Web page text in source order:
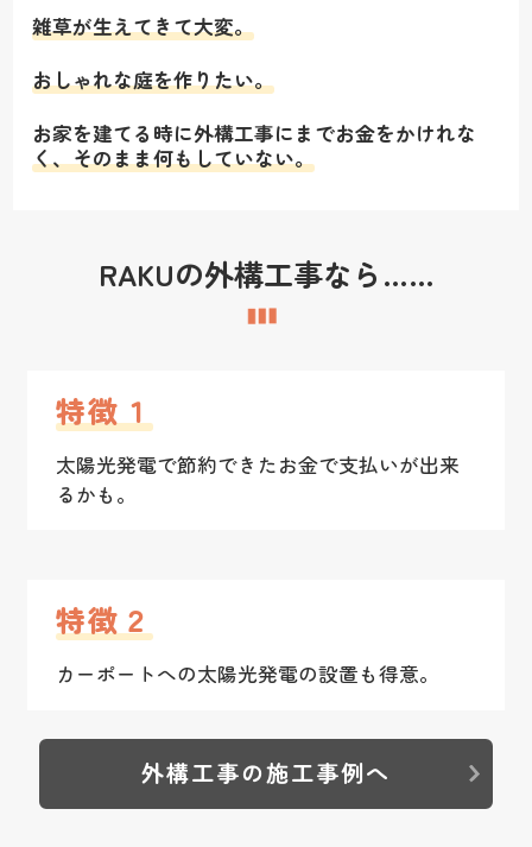
雑草が生えてきて大変。
おしゃれな庭を作りたい。
お家を建てる時に外構工事にまでお金をかけれな
く、そのまま何もしていない。
RAKUの外構工事なら……
特徴１
太陽光発電で節約できたお金で支払いが出来
るかも。
特徴２
カーポートへの太陽光発電の設置も得意。
外構工事の施工事例へ